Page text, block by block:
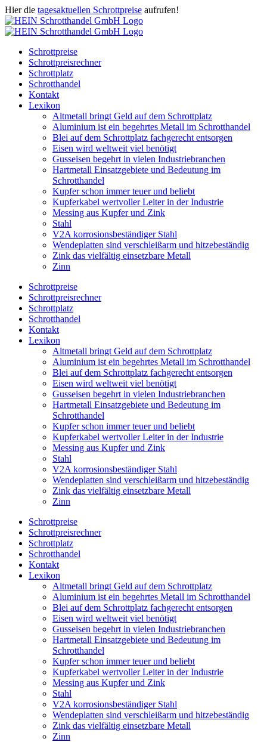
Zum
Inhalt
springen
Hier die tagesaktuellen Schrottpreise aufrufen!
Facebook
Instagram
WhatsApp
Twitter
E-
Mail
Schrottpreise
Schrottpreisrechner
Schrottplatz
Schrotthandel
Kontakt
Lexikon
Altmetall bringt Geld auf dem Schrottplatz
Aluminium ist ein begehrtes Metall im Schrotthandel
Blei auf dem Schrottplatz fachgerecht entsorgen
Eisen wird weltweit viel benötigt
Gusseisen begehrt in vielen Industriebranchen
Hartmetall Einsatzgebiete und Bedeutung im
Schrotthandel
Kupfer schon immer teuer und beliebt
Kupferkabel wertvoller Leiter in der Industrie
Messing aus Kupfer und Zink
Stahl
V2A korrosionsbeständiger Stahl
Wendeplatten sind verschleißarm und hitzebeständig
Zink das vielfältig einsetzbare Metall
Zinn
Schrottpreise
Schrottpreisrechner
Schrottplatz
Schrotthandel
Kontakt
Lexikon
Altmetall bringt Geld auf dem Schrottplatz
Aluminium ist ein begehrtes Metall im Schrotthandel
Blei auf dem Schrottplatz fachgerecht entsorgen
Eisen wird weltweit viel benötigt
Gusseisen begehrt in vielen Industriebranchen
Hartmetall Einsatzgebiete und Bedeutung im
Schrotthandel
Kupfer schon immer teuer und beliebt
Kupferkabel wertvoller Leiter in der Industrie
Messing aus Kupfer und Zink
Stahl
V2A korrosionsbeständiger Stahl
Wendeplatten sind verschleißarm und hitzebeständig
Zink das vielfältig einsetzbare Metall
Zinn
Schrottpreise
Schrottpreisrechner
Schrottplatz
Schrotthandel
Kontakt
Lexikon
Altmetall bringt Geld auf dem Schrottplatz
Aluminium ist ein begehrtes Metall im Schrotthandel
Blei auf dem Schrottplatz fachgerecht entsorgen
Eisen wird weltweit viel benötigt
Gusseisen begehrt in vielen Industriebranchen
Hartmetall Einsatzgebiete und Bedeutung im
Schrotthandel
Kupfer schon immer teuer und beliebt
Kupferkabel wertvoller Leiter in der Industrie
Messing aus Kupfer und Zink
Stahl
V2A korrosionsbeständiger Stahl
Wendeplatten sind verschleißarm und hitzebeständig
Zink das vielfältig einsetzbare Metall
Zinn